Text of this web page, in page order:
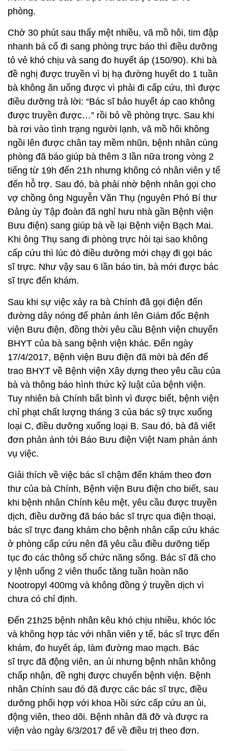
phòng.
Chờ 30 phút sau thấy mệt nhiều, vã mồ hôi, tim đập
nhanh bà cố đi sang phòng trực báo thì điều dưỡng
tỏ vẻ khó chịu và sang đo huyết áp (150/90). Khi bà
đề nghị được truyền vì bị hạ đường huyết do 1 tuần
bà không ăn uống được vì phải đi cấp cứu, thì được
điều dưỡng trả lời: “Bác sĩ bảo huyết áp cao không
được truyền được…” rồi bỏ về phòng trực. Sau khi
bà rơi vào tình trạng người lạnh, vã mồ hôi không
ngồi lên được chân tay mềm nhũn, bệnh nhân cùng
phòng đã báo giúp bà thêm 3 lần nữa trong vòng 2
tiếng từ 19h đến 21h nhưng không có nhân viên y tế
đến hỗ trợ. Sau đó, bà phải nhờ bệnh nhân gọi cho
vợ chồng ông Nguyễn Văn Thụ (nguyên Phó Bí thư
Đảng ủy Tập đoàn đã nghỉ hưu nhà gần Bệnh viện
Bưu điện) sang giúp bà về lại Bệnh viện Bạch Mai.
Khi ông Thụ sang đi phòng trực hỏi tại sao không
cấp cứu thì lúc đó điều dưỡng mới chạy đi gọi bác
sĩ trực. Như vậy sau 6 lần báo tin, bà mới được bác
sĩ trực đến khám.
Sau khi sự việc xảy ra bà Chính đã gọi điện đến
đường dây nóng để phản ánh lên Giám đốc Bệnh
viện Bưu điện, đồng thời yêu cầu Bệnh viện chuyển
BHYT của bà sang bệnh viện khác. Đến ngày
17/4/2017, Bệnh viện Bưu điện đã mời bà đến để
trao BHYT về Bệnh viện Xây dựng theo yêu cầu của
bà và thông báo hình thức kỷ luật của bệnh viện.
Tuy nhiên bà Chính bất bình vì được biết, bệnh viện
chỉ phạt chất lượng tháng 3 của bác sỹ trực xuống
loại C, điều dưỡng xuống loại B. Sau đó, bà đã viết
đơn phản ánh tới Báo Bưu điện Việt Nam phản ánh
vụ việc.
Giải thích về việc bác sĩ chậm đến khám theo đơn
thư của bà Chính, Bệnh viện Bưu điện cho biết, sau
khi bệnh nhân Chính kêu mệt, yêu cầu được truyền
dịch, điều dưỡng đã báo bác sĩ trực qua điện thoại,
bác sĩ trực đang khám cho bệnh nhân cấp cứu khác
ở phòng cấp cứu nên đã yêu cầu điều dưỡng tiếp
tục đo các thông số chức năng sống. Bác sĩ đã cho
y lệnh uống 2 viên thuốc tăng tuần hoàn não
Nootropyl 400mg và không đồng ý truyền dịch vì
chưa có chỉ định.
Đến 21h25 bệnh nhân kêu khó chịu nhiều, khóc lóc
và không hợp tác với nhân viên y tế, bác sĩ trực đến
khám, đo huyết áp, làm đường mao mạch. Bác
sĩ trực đã động viên, an ủi nhưng bệnh nhân không
chấp nhận, đề nghị được chuyển bệnh viện. Bệnh
nhân Chính sau đó đã được các bác sĩ trực, điều
dưỡng phối hợp với khoa Hồi sức cấp cứu an ủi,
động viên, theo dõi. Bệnh nhân đã đỡ và được ra
viện vào ngày 6/3/2017 để về điều trị theo đơn.